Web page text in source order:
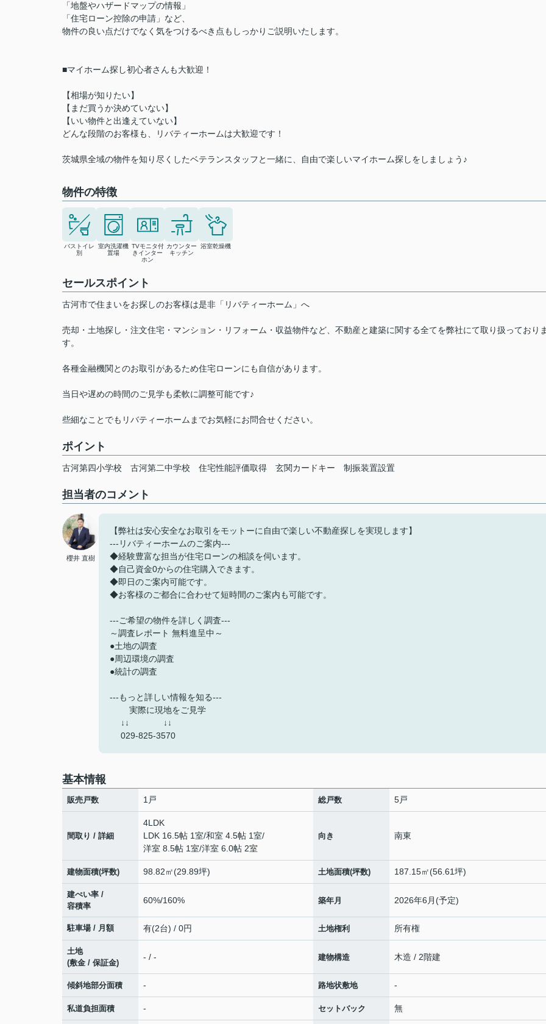
「地盤やハザードマップの情報」
「住宅ローン控除の申請」など、
物件の良い点だけでなく気をつけるべき点もしっかりご説明いたします。
■マイホーム探し初心者さんも大歓迎！
【相場が知りたい】
【まだ買うか決めていない】
【いい物件と出逢えていない】
どんな段階のお客様も、リバティーホームは大歓迎です！
茨城県全域の物件を知り尽くしたベテランスタッフと一緒に、自由で楽しいマイホーム探しをしましょう♪
物件の特徴
バストイレ
別
室内洗濯機
置場
TVモニタ付
きインター
ホン
カウンター
キッチン
浴室乾燥機
セールスポイント
古河市で住まいをお探しのお客様は是非「リバティーホーム」へ
売却・土地探し・注文住宅・マンション・リフォーム・収益物件など、不動産と建築に関する全てを弊社にて取り扱っており
す。
各種金融機関とのお取引があるため住宅ローンにも自信があります。
当日や遅めの時間のご見学も柔軟に調整可能です♪
些細なことでもリバティーホームまでお気軽にお問合せください。
ポイント
古河第四小学校 古河第二中学校 住宅性能評価取得 玄関カードキー 制振装置設置
担当者のコメント
櫻井 直樹
【弊社は安心安全なお取引をモットーに自由で楽しい不動産探しを実現します】
---リバティーホームのご案内---
◆経験豊富な担当が住宅ローンの相談を伺います。
◆自己資金0からの住宅購入できます。
◆即日のご案内可能です。
◆お客様のご都合に合わせて短時間のご案内も可能です。
---ご希望の物件を詳しく調査---
～調査レポート 無料進呈中～
●土地の調査
●周辺環境の調査
●統計の調査
---もっと詳しい情報を知る---
実際に現地をご見学
↓↓ ↓↓
029-825-3570
基本情報
販売戸数 1戸 総戸数 5戸
間取り / 詳細
4LDK
LDK 16.5帖 1室/和室 4.5帖 1室/
洋室 8.5帖 1室/洋室 6.0帖 2室
向き 南東
建物面積(坪数) 98.82㎡(29.89坪) 土地面積(坪数) 187.15㎡(56.61坪)
建ぺい率 /
容積率
60%/160% 築年月 2026年6月(予定)
駐車場 / 月額 有(2台) / 0円 土地権利 所有権
土地
(敷金 / 保証金)
- / - 建物構造 木造 / 2階建
傾斜地部分面積 - 路地状敷地 -
私道負担面積 - セットバック 無